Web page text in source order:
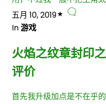
五月 10, 2019
In游戏
火焰之纹章封印
评价
首先我升级加点是不在乎